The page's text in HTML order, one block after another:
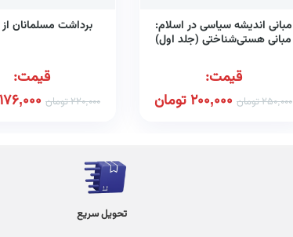
مبانی اندیشه سیاسی در اسلام:
مبانی هستی‌شناختی (جلد اول)
قیمت:
250,000تومان 200,000تومان
برداشت مسلمانان
قیمت:
220,000تومان 176,000
تحویل سریع